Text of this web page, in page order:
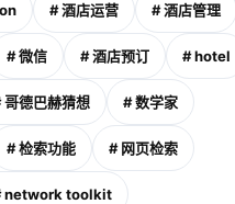
# 酒店运营 # 酒店管理
# 微信 # 酒店预订 # hotel
哥德巴赫猜想 # 数学家
# 检索功能 # 网页检索
network toolkit